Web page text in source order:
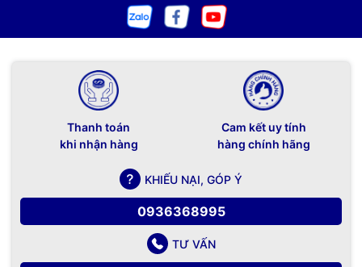
Thanh toán
khi nhận hàng
Cam kết uy tính
hàng chính hãng
KHIẾU NẠI, GÓP Ý
0936368995
TƯ VẤN